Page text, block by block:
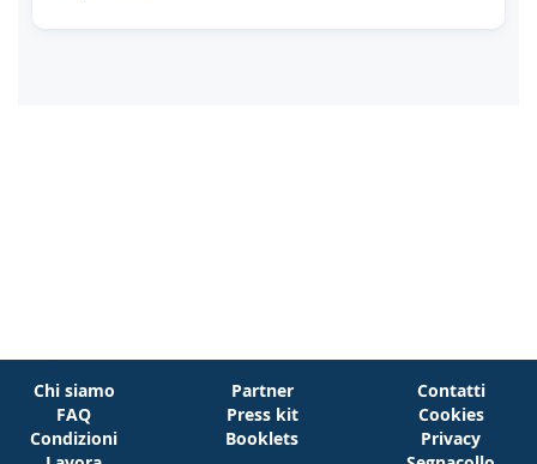
Chi siamo
FAQ
Condizioni
Partner
Press kit
Booklets
Contatti
Cookies
Privacy